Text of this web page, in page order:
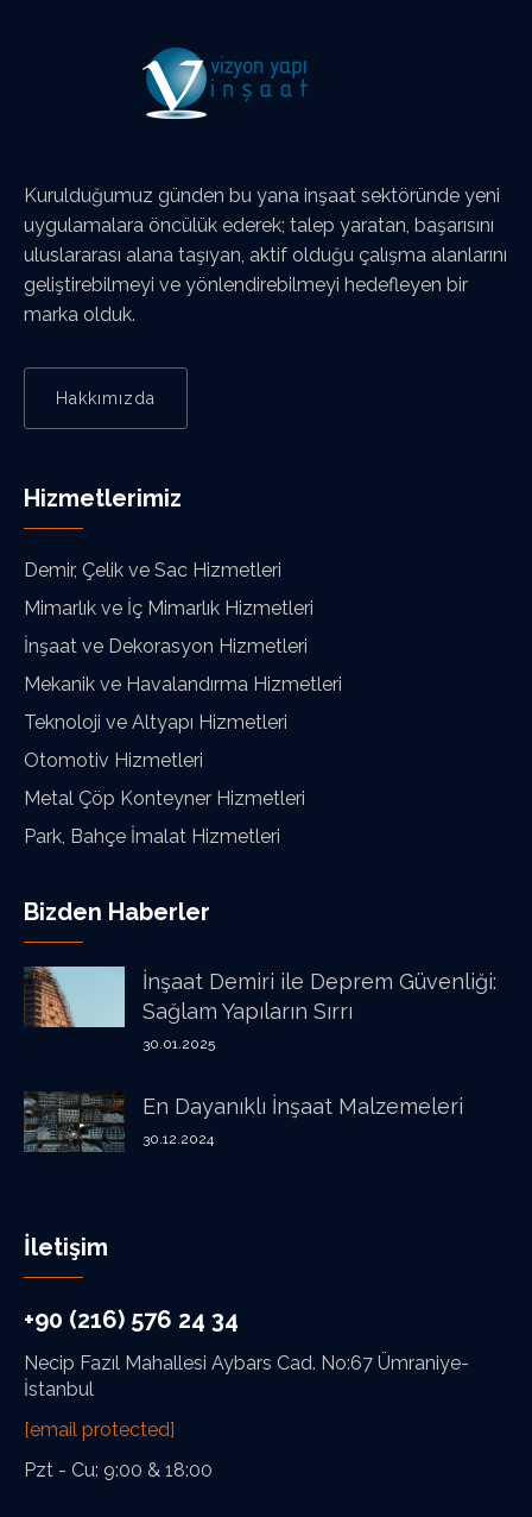
Kurulduğumuz günden bu yana inşaat sektöründe yeni
uygulamalara öncülük ederek; talep yaratan, başarısını
uluslararası alana taşıyan, aktif olduğu çalışma alanlarını
geliştirebilmeyi ve yönlendirebilmeyi hedefleyen bir
marka olduk.
Hakkımızda
Hizmetlerimiz
Demir, Çelik ve Sac Hizmetleri
Mimarlık ve İç Mimarlık Hizmetleri
İnşaat ve Dekorasyon Hizmetleri
Mekanik ve Havalandırma Hizmetleri
Teknoloji ve Altyapı Hizmetleri
Otomotiv Hizmetleri
Metal Çöp Konteyner Hizmetleri
Park, Bahçe İmalat Hizmetleri
Bizden Haberler
İnşaat Demiri ile Deprem Güvenliği:
Sağlam Yapıların Sırrı
30.01.2025
En Dayanıklı İnşaat Malzemeleri
30.12.2024
İletişim
+90 (216) 576 24 34
Necip Fazıl Mahallesi Aybars Cad. No:67 Ümraniye-
İstanbul
[email protected]
Pzt - Cu: 9:00 & 18:00